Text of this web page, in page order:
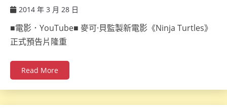
2014 年 3 月 28 日
■電影．YouTube■ 麥可·貝監製新電影《Ninja Turtles》
正式預告片隆重
Read More